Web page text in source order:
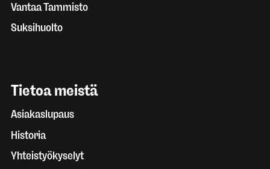
Vantaa Tammisto
Suksihuolto
Tietoa meistä
Asiakaslupaus
Historia
Yhteistyökyselyt